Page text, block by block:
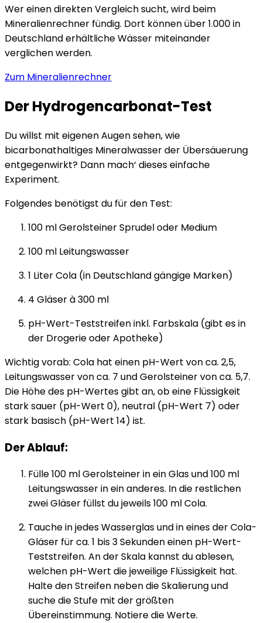
Wer einen direkten Vergleich sucht, wird beim
Mineralienrechner fündig. Dort können über 1.000 in
Deutschland erhältliche Wässer miteinander
verglichen werden.
Zum Mineralienrechner
Der Hydrogencarbonat-Test
Du willst mit eigenen Augen sehen, wie
bicarbonathaltiges Mineralwasser der Übersäuerung
entgegenwirkt? Dann mach‘ dieses einfache
Experiment.
Folgendes benötigst du für den Test:
100 ml Gerolsteiner Sprudel oder Medium
100 ml Leitungswasser
1 Liter Cola (in Deutschland gängige Marken)
4 Gläser à 300 ml
pH-Wert-Teststreifen inkl. Farbskala (gibt es in
der Drogerie oder Apotheke)
Wichtig vorab: Cola hat einen pH-Wert von ca. 2,5,
Leitungswasser von ca. 7 und Gerolsteiner von ca. 5,7.
Die Höhe des pH-Wertes gibt an, ob eine Flüssigkeit
stark sauer (pH-Wert 0), neutral (pH-Wert 7) oder
stark basisch (pH-Wert 14) ist.
Der Ablauf:
Fülle 100 ml Gerolsteiner in ein Glas und 100 ml
Leitungswasser in ein anderes. In die restlichen
zwei Gläser füllst du jeweils 100 ml Cola.
Tauche in jedes Wasserglas und in eines der Cola-
Gläser für ca. 1 bis 3 Sekunden einen pH-Wert-
Teststreifen. An der Skala kannst du ablesen,
welchen pH-Wert die jeweilige Flüssigkeit hat.
Halte den Streifen neben die Skalierung und
suche die Stufe mit der größten
Übereinstimmung. Notiere die Werte.